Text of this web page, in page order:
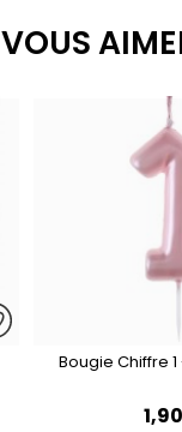
VOUS
Bougie Chiffre